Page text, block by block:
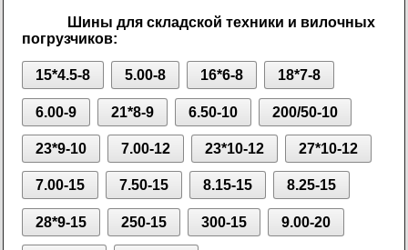
Шины для складской техники и вилочных
погрузчиков:
15*4.5-8 5.00-8 16*6-8 18*7-8
6.00-9 21*8-9 6.50-10 200/50-10
23*9-10 7.00-12 23*10-12 27*10-12
7.00-15 7.50-15 8.15-15 8.25-15
28*9-15 250-15 300-15 9.00-20